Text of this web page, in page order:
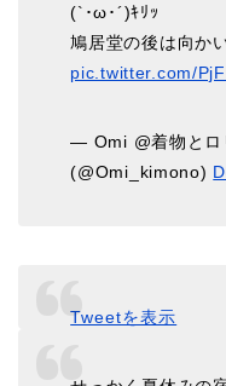
(`･ω･´)ｷﾘｯ
鳩居堂の後は向か
pic.twitter.com/
— Omi @着物とロ
(@Omi_kimono)
Tweetを表示